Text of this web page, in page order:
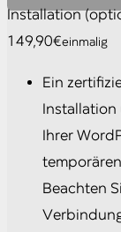
Installation
149,90€einmalig
Ein
Ihrer
Beachten